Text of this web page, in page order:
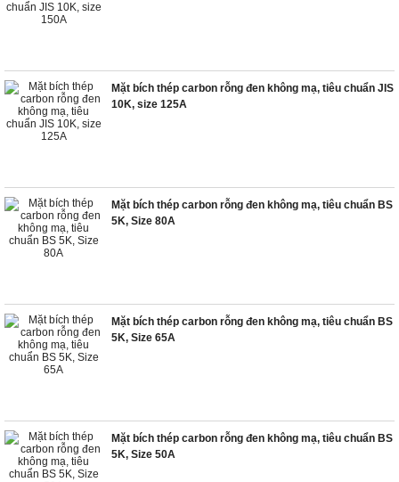
Mặt bích thép carbon rỗng đen không mạ, tiêu chuẩn JIS
10K, size 125A
Mặt bích thép carbon rỗng đen không mạ, tiêu chuẩn BS
5K, Size 80A
Mặt bích thép carbon rỗng đen không mạ, tiêu chuẩn BS
5K, Size 65A
Mặt bích thép carbon rỗng đen không mạ, tiêu chuẩn BS
5K, Size 50A